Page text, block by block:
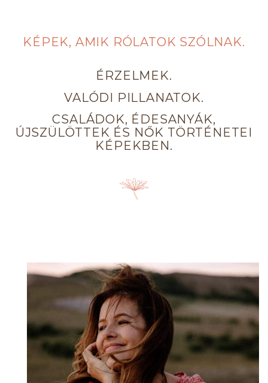
KÉPEK, AMIK RÓLATOK SZÓLNAK.
ÉRZELMEK.
VALÓDI PILLANATOK.
CSALÁDOK, ÉDESANYÁK,
ÚJSZÜLÖTTEK ÉS NŐK TÖRTÉNETEI
KÉPEKBEN.